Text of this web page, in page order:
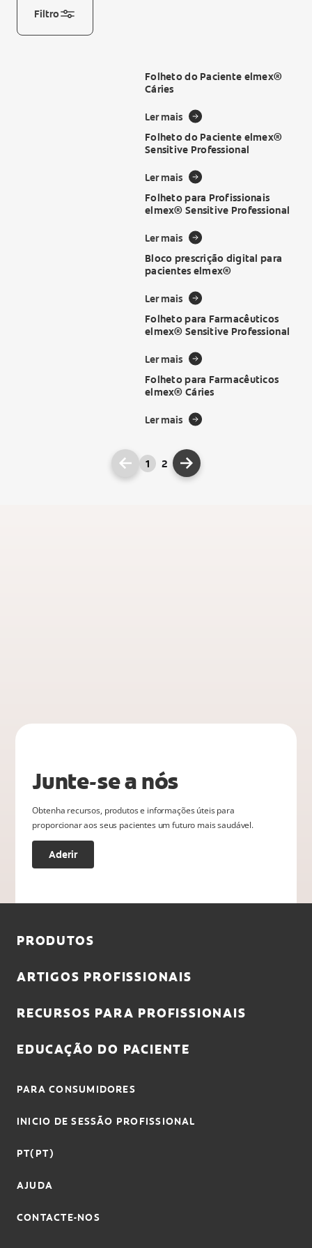
TERMINAR SESSÃO
DEFINIÇÕES DE CONTA
Filtro
Folheto do Paciente elmex®
Cáries
Ler mais
Folheto do Paciente elmex®
Sensitive Professional
Ler mais
Folheto para Profissionais
elmex® Sensitive Professional
Ler mais
Bloco prescrição digital para
pacientes elmex®
Ler mais
Folheto para Farmacêuticos
elmex® Sensitive Professional
Ler mais
Folheto para Farmacêuticos
elmex® Cáries
Ler mais
1 2
Junte-se a nós
Obtenha recursos, produtos e informações úteis para
proporcionar aos seus pacientes um futuro mais saudável.
Aderir
PRODUTOS
ARTIGOS PROFISSIONAIS
RECURSOS PARA PROFISSIONAIS
EDUCAÇÃO DO PACIENTE
PARA CONSUMIDORES
INICIO DE SESSÃO PROFISSIONAL
PT(PT)
AJUDA
CONTACTE-NOS